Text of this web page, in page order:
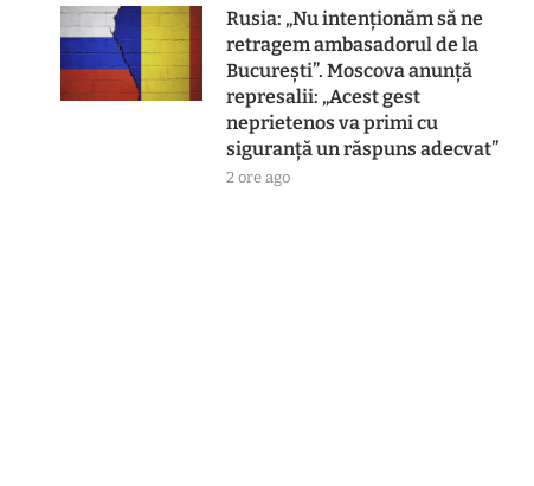
Rusia: „Nu intenționăm să ne
retragem ambasadorul de la
București”. Moscova anunță
represalii: „Acest gest
neprietenos va primi cu
siguranţă un răspuns adecvat”
2 ore ago